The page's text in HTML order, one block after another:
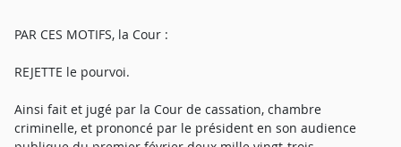
PAR CES MOTIFS, la Cour :
REJETTE le pourvoi.
Ainsi fait et jugé par la Cour de cassation, chambre
criminelle, et prononcé par le président en son audience